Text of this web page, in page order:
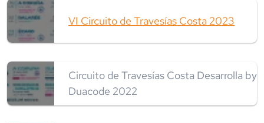
VI Circuito de Travesías Costa 2023
Circuito de Travesías Costa Desarrolla by
Duacode 2022